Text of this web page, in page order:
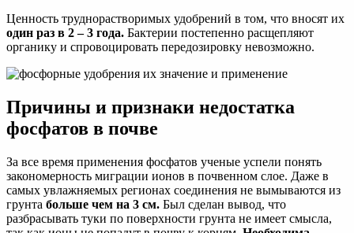
Ценность труднорастворимых удобрений в том, что вносят их
один раз в 2 – 3 года. Бактерии постепенно расщепляют
органику и спровоцировать передозировку невозможно.
Причины и признаки недостатка
фосфатов в почве
За все время применения фосфатов ученые успели понять
закономерность миграции ионов в почвенном слое. Даже в
самых увлажняемых регионах соединения не вымываются из
грунта больше чем на 3 см. Был сделан вывод, что
разбрасывать туки по поверхности грунта не имеет смысла,